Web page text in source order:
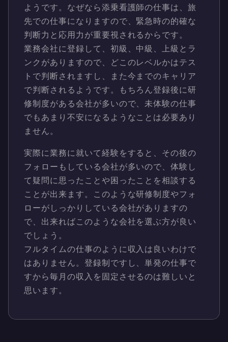
ようです。なぜなら添乗看護師の仕事は、旅
先での仕事になりますので、緊急時の的確な
判断力と応用力が重要視されるからです。
業務会社に登録して、初級、中級、上級とラ
ンクがありますので、どこのレベルかはテス
トで判断されますし、また今までのキャリア
で判断されるようです。もちろん登録後に研
修制度がある会社が多いので、未体験の仕事
でもあまり不安になるようなことは必要あり
ません。
実際に業務に就いて経験をすると、その後の
フォローもしている会社が多いので、体験し
て疑問に思ったことや困ったことを相談する
ことが出来ます。このような研修制度やフォ
ローがしっかりしている会社がありますの
で、出来ればこのような会社を選ぶ方が良い
でしょう。
フルタイムの仕事のように収入は良いわけで
はありません。登録制ですし、単発の仕事で
すから毎月の収入を固定させるのは難しいと
思います。